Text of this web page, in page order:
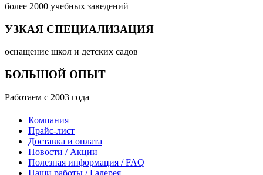
более 2000 учебных заведений
УЗКАЯ СПЕЦИАЛИЗАЦИЯ
оснащение школ и детских садов
БОЛЬШОЙ ОПЫТ
Работаем с 2003 года
Компания
Прайс-лист
Доставка и оплата
Новости / Акции
Полезная информация / FAQ
Наши работы / Галерея